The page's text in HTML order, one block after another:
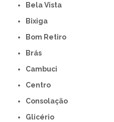
Bela Vista
Bixiga
Bom Retiro
Brás
Cambuci
Centro
Consolação
Glicério